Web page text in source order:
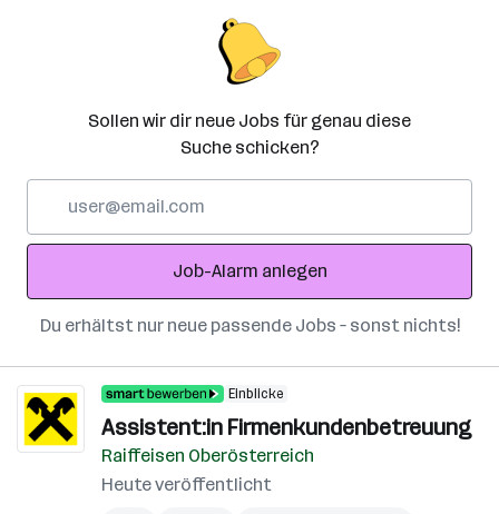
Sollen wir dir neue Jobs für genau diese
Suche schicken?
Adresse
Job-Alarm anlegen
Du erhältst nur neue passende Jobs – sonst nichts!
Einblicke
Assistent:in Firmenkundenbetreuung
Raiffeisen Oberösterreich
Heute veröffentlicht